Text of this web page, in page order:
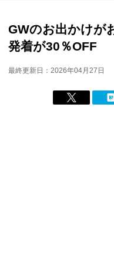
GWのお出かけが
発着が30％OFF
最終更新日：2026年04月27日